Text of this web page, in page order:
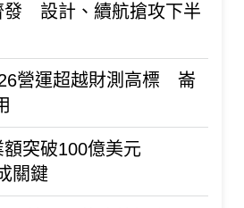
發 設計、續航搶攻下半
營運超越財測高標 崙
額突破100億美元
關鍵